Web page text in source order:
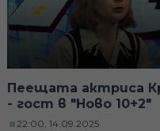
Пеещата актриса
- гост в "Ново 10+2"
22:00, 14.09.2025